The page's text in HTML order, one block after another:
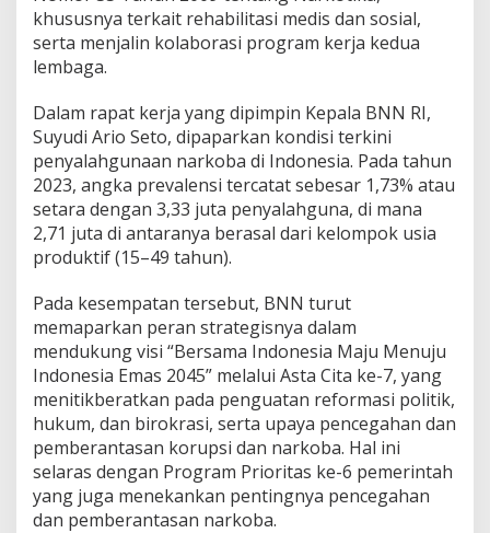
khususnya terkait rehabilitasi medis dan sosial,
serta menjalin kolaborasi program kerja kedua
lembaga.
Dalam rapat kerja yang dipimpin Kepala BNN RI,
Suyudi Ario Seto, dipaparkan kondisi terkini
penyalahgunaan narkoba di Indonesia. Pada tahun
2023, angka prevalensi tercatat sebesar 1,73% atau
setara dengan 3,33 juta penyalahguna, di mana
2,71 juta di antaranya berasal dari kelompok usia
produktif (15–49 tahun).
Pada kesempatan tersebut, BNN turut
memaparkan peran strategisnya dalam
mendukung visi “Bersama Indonesia Maju Menuju
Indonesia Emas 2045” melalui Asta Cita ke-7, yang
menitikberatkan pada penguatan reformasi politik,
hukum, dan birokrasi, serta upaya pencegahan dan
pemberantasan korupsi dan narkoba. Hal ini
selaras dengan Program Prioritas ke-6 pemerintah
yang juga menekankan pentingnya pencegahan
dan pemberantasan narkoba.